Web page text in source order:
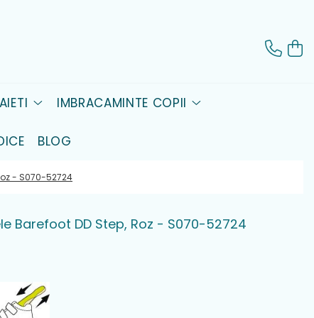
IMBRACAMINTE COPII
BLOG
- S070-52724
Barefoot DD Step, Roz - S070-52724